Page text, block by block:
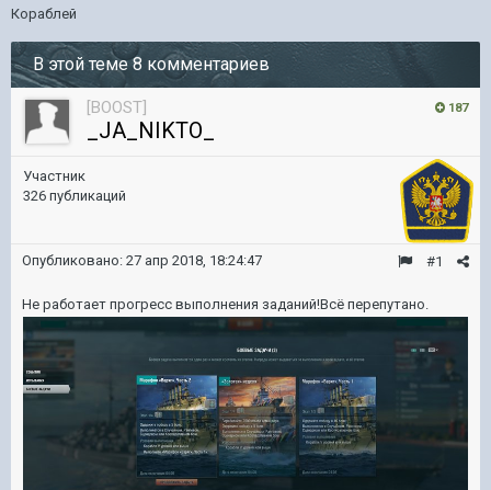
Кораблей
В этой теме 8 комментариев
187
[BOOST]
_JA_NIKTO_
Участник
326 публикаций
#1
Опубликовано: 27 апр 2018, 18:24:47
Не работает прогресс выполнения заданий!Всё перепутано.